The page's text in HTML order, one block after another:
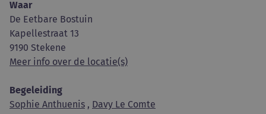
Waar
De Eetbare Bostuin
Kapellestraat 13
9190 Stekene
Meer info over de locatie(s)
Begeleiding
Sophie Anthuenis , Davy Le Comte